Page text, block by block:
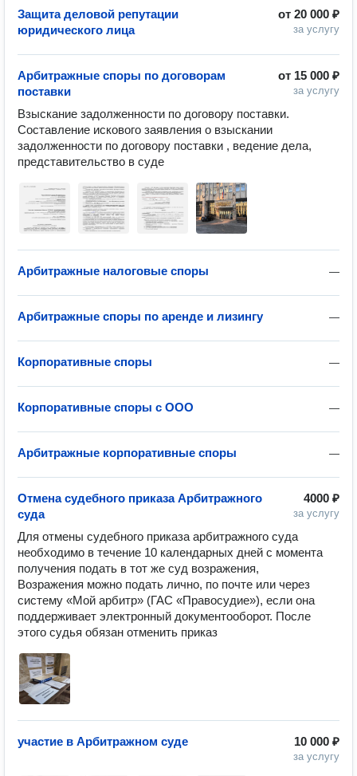
от 20 000 ₽
за услугу
Защита деловой репутации
юридического лица
от 15 000 ₽
за услугу
Арбитражные споры по договорам
поставки
Взыскание задолженности по договору поставки.
Составление искового заявления о взыскании
задолженности по договору поставки , ведение дела,
представительство в суде
—
Арбитражные налоговые споры
—
Арбитражные споры по аренде и лизингу
—
Корпоративные споры
—
Корпоративные споры с ООО
—
Арбитражные корпоративные споры
4000 ₽
за услугу
Отмена судебного приказа Арбитражного
суда
Для отмены судебного приказа арбитражного суда
необходимо в течение 10 календарных дней с момента
получения подать в тот же суд возражения,
Возражения можно подать лично, по почте или через
систему «Мой арбитр» (ГАС «Правосудие»), если она
поддерживает электронный документооборот. После
этого судья обязан отменить приказ
10 000 ₽
за услугу
участие в Арбитражном суде